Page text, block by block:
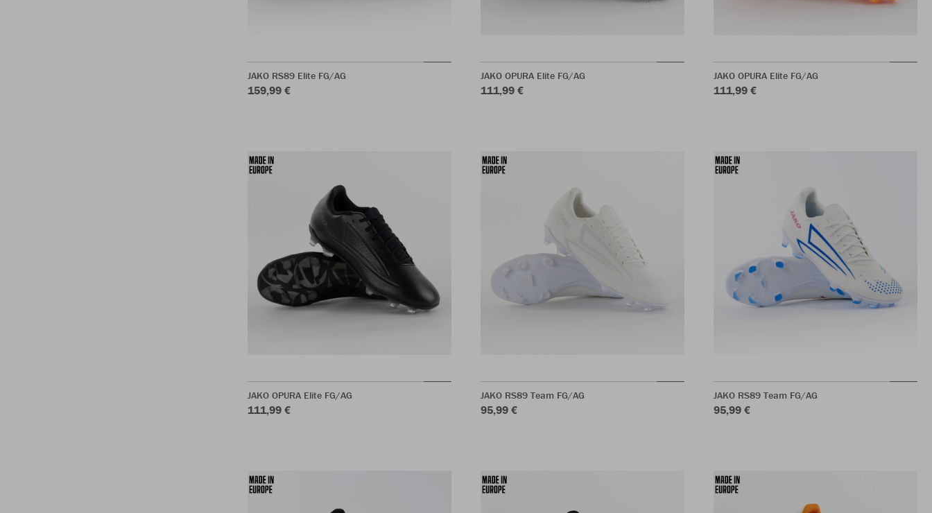
JAKO RS89 Elite FG/AG
159,99 €
JAKO OPURA Elite FG/AG
111,99 €
JAKO OPURA Elite FG/AG
111,99 €
JAKO OPURA Elite FG/AG
111,99 €
JAKO RS89 Team FG/AG
95,99 €
JAKO RS89 Team FG/AG
95,99 €